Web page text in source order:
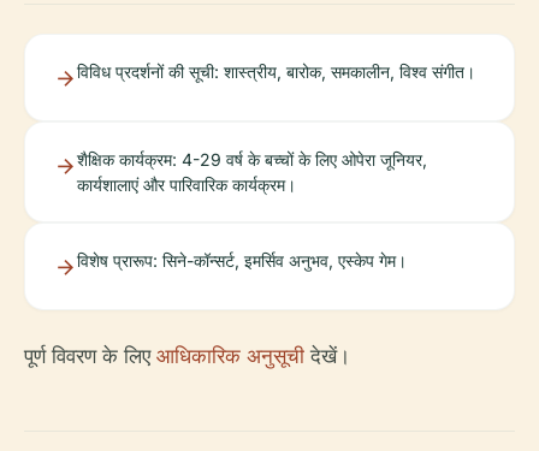
विविध प्रदर्शनों की सूची: शास्त्रीय, बारोक, समकालीन, विश्व संगीत।
शैक्षिक कार्यक्रम: 4-29 वर्ष के बच्चों के लिए ओपेरा जूनियर,
कार्यशालाएं और पारिवारिक कार्यक्रम।
विशेष प्रारूप: सिने-कॉन्सर्ट, इमर्सिव अनुभव, एस्केप गेम।
पूर्ण विवरण के लिए आधिकारिक अनुसूची देखें।